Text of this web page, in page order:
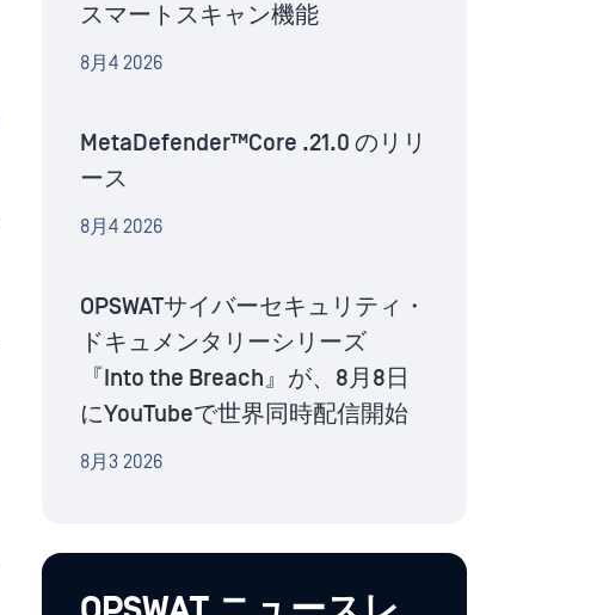
スマートスキャン機能
8月4 2026
MetaDefender™Core .21.0 のリリ
ース
8月4 2026
OPSWATサイバーセキュリティ・
ドキュメンタリーシリーズ
『Into the Breach』が、8月8日
にYouTubeで世界同時配信開始
8月3 2026